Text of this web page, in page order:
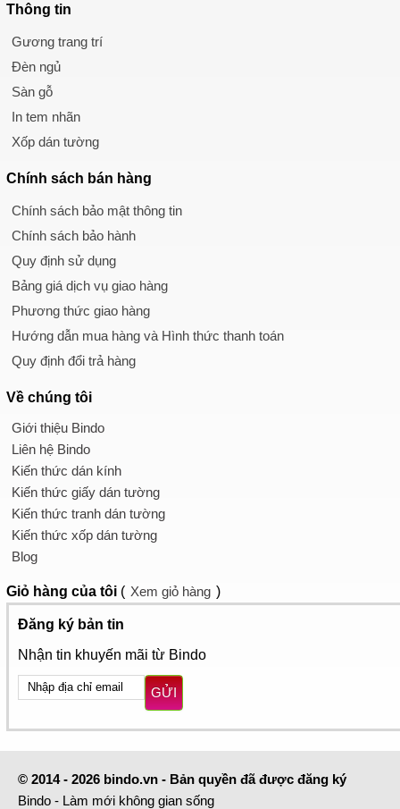
Thông tin
Gương trang trí
Đèn ngủ
Sàn gỗ
In tem nhãn
Xốp dán tường
Chính sách bán hàng
Chính sách bảo mật thông tin
Chính sách bảo hành
Quy định sử dụng
Bảng giá dịch vụ giao hàng
Phương thức giao hàng
Hướng dẫn mua hàng và Hình thức thanh toán
Quy định đổi trả hàng
Về chúng tôi
Giới thiệu Bindo
Liên hệ Bindo
Kiến thức dán kính
Kiến thức giấy dán tường
Kiến thức tranh dán tường
Kiến thức xốp dán tường
Blog
Giỏ hàng của tôi ( Xem giỏ hàng )
Đăng ký bản tin
Nhận tin khuyến mãi từ Bindo
GỬI
© 2014 - 2026 bindo.vn - Bản quyền đã được đăng ký
Bindo - Làm mới không gian sống